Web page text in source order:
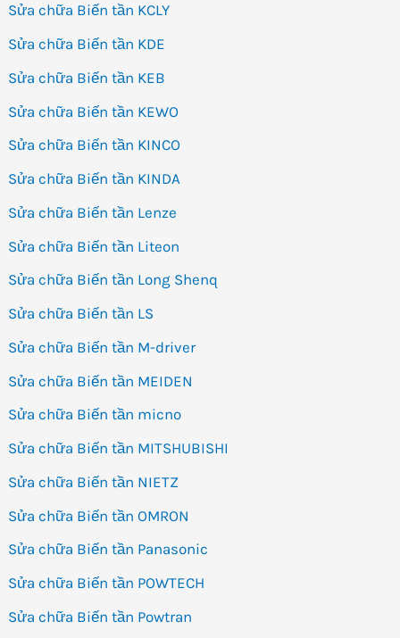
Sửa chữa Biến tần KCLY
Sửa chữa Biến tần KDE
Sửa chữa Biến tần KEB
Sửa chữa Biến tần KEWO
Sửa chữa Biến tần KINCO
Sửa chữa Biến tần KINDA
Sửa chữa Biến tần Lenze
Sửa chữa Biến tần Liteon
Sửa chữa Biến tần Long Shenq
Sửa chữa Biến tần LS
Sửa chữa Biến tần M-driver
Sửa chữa Biến tần MEIDEN
Sửa chữa Biến tần micno
Sửa chữa Biến tần MITSHUBISHI
Sửa chữa Biến tần NIETZ
Sửa chữa Biến tần OMRON
Sửa chữa Biến tần Panasonic
Sửa chữa Biến tần POWTECH
Sửa chữa Biến tần Powtran